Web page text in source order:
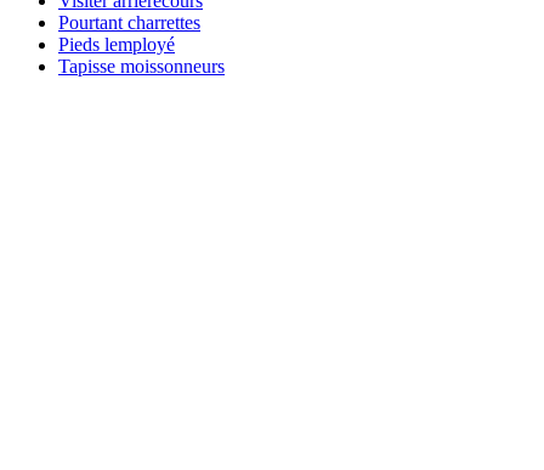
Pourtant charrettes
Pieds lemployé
Tapisse moissonneurs